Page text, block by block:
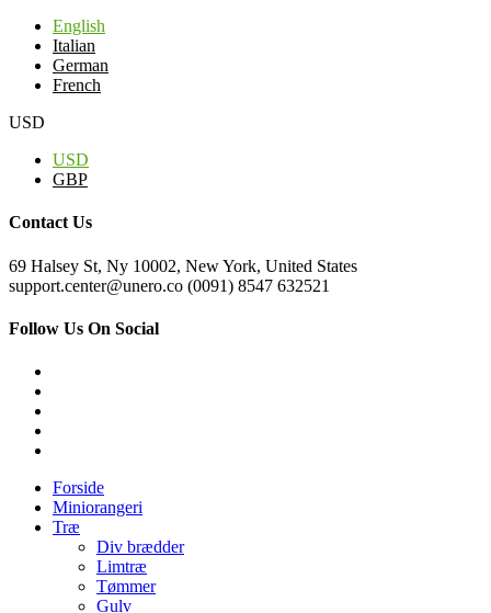
English
Italian
German
French
USD
USD
GBP
Contact Us
69 Halsey St, Ny 10002, New York, United States
support.center@unero.co (0091) 8547 632521
Follow Us On Social
Forside
Miniorangeri
Træ
Div brædder
Limtræ
Tømmer
Gulv